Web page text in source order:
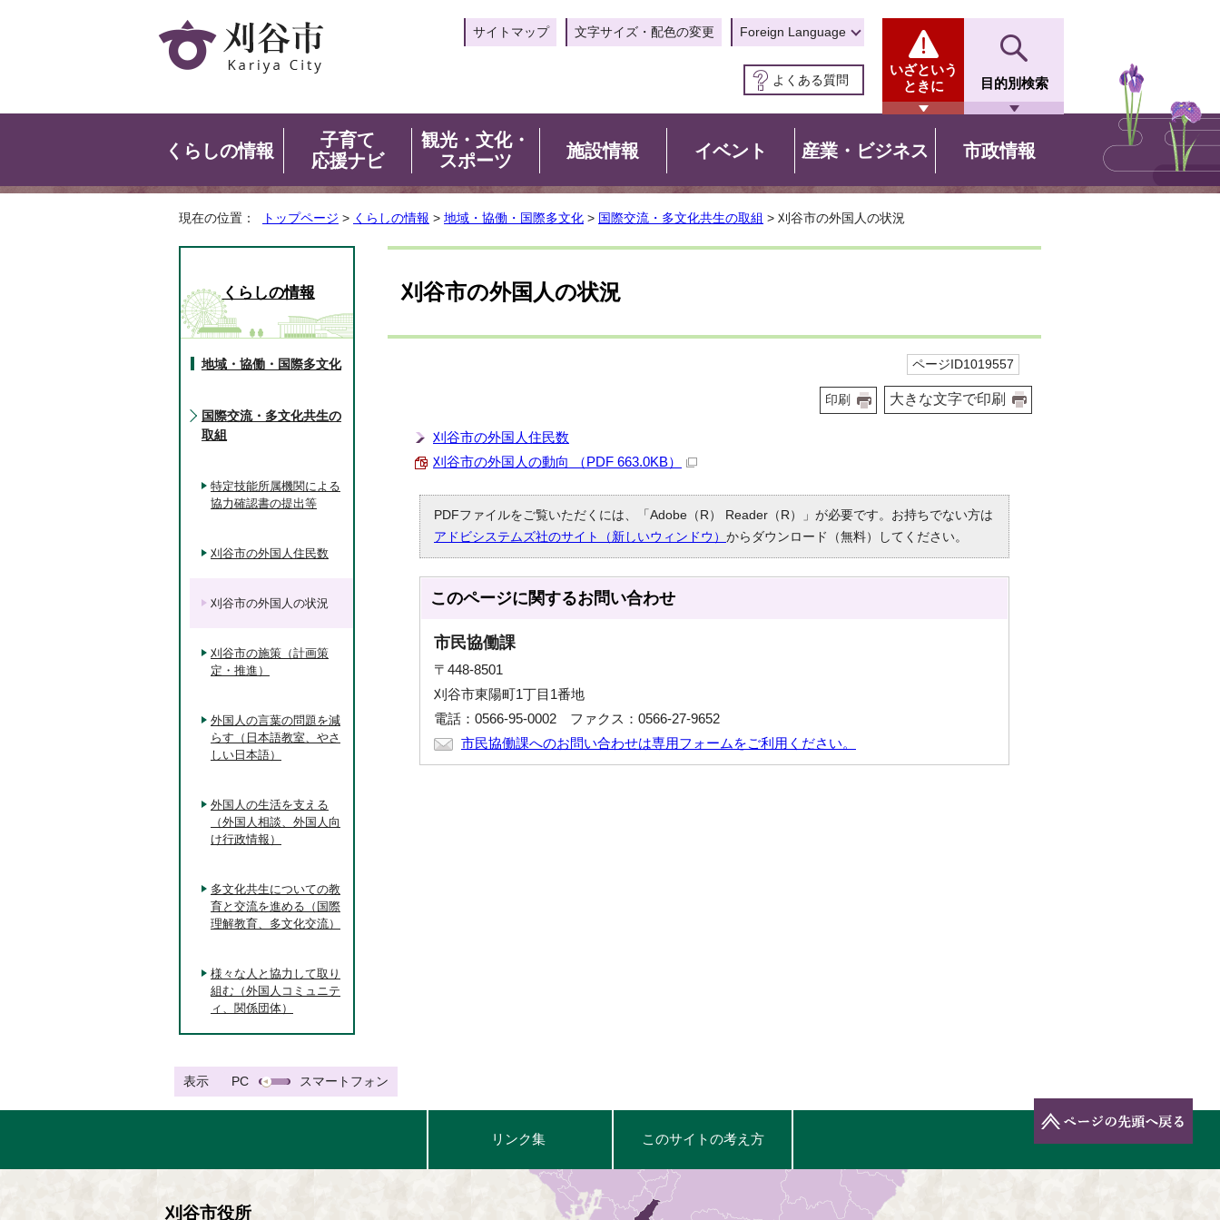
サイトマップ 文字サイズ・配色の変更 Foreign Language
よくある質問
いざという
ときに
目的別検索
くらしの情報
子育て
応援ナビ
観光・文化・
スポーツ
施設情報 イベント 産業・ビジネス 市政情報
現在の位置： トップページ > くらしの情報 > 地域・協働・国際多文化 > 国際交流・多文化共生の取組 > 刈谷市の外国人の状況
刈谷市の外国人の状況
ページID1019557
印刷 大きな文字で印刷
刈谷市の外国人住民数
刈谷市の外国人の動向 （PDF 663.0KB）
PDFファイルをご覧いただくには、「Adobe（R） Reader（R）」が必要です。お持ちでない方は
アドビシステムズ社のサイト（新しいウィンドウ） からダウンロード（無料）してください。
このページに関するお問い合わせ
市民協働課
〒448-8501
刈谷市東陽町1丁目1番地
電話：0566-95-0002 ファクス：0566-27-9652
市民協働課へのお問い合わせは専用フォームをご利用ください。
くらしの情報
地域・協働・国際多文化
国際交流・多文化共生の
取組
特定技能所属機関による
協力確認書の提出等
刈谷市の外国人住民数
刈谷市の外国人の状況
刈谷市の施策（計画策
定・推進）
外国人の言葉の問題を減
らす（日本語教室、やさ
しい日本語）
外国人の生活を支える
（外国人相談、外国人向
け行政情報）
多文化共生についての教
育と交流を進める（国際
理解教育、多文化交流）
様々な人と協力して取り
組む（外国人コミュニテ
ィ、関係団体）
表示 PC スマートフォン
リンク集 このサイトの考え方
刈谷市役所